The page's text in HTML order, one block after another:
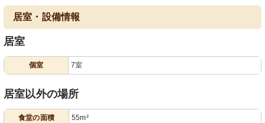
居室・設備情報
居室
個室 7室
居室以外の場所
食堂の面積 55m²